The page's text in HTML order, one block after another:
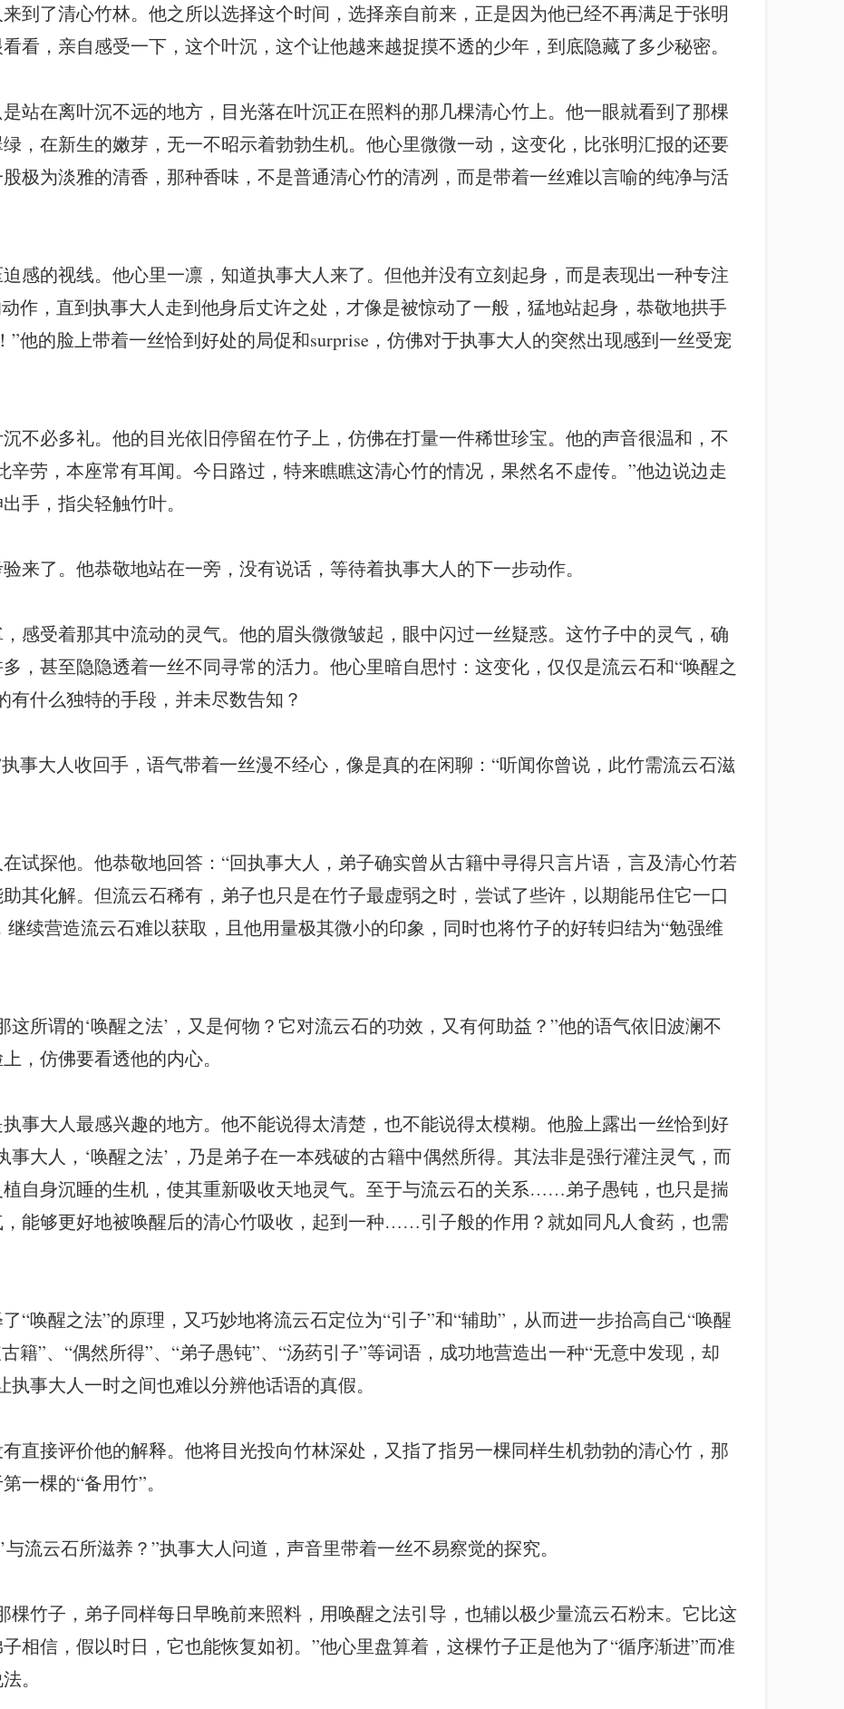
到了清心竹林。他之所以选择这个时间，选择亲自前来，正是因为他已经不再满足于张明
看，亲自感受一下，这个叶沉，这个让他越来越捉摸不透的少年，到底隐藏了多少秘密。
站在离叶沉不远的地方，目光落在叶沉正在照料的那几棵清心竹上。他一眼就看到了那棵
，在新生的嫩芽，无一不昭示着勃勃生机。他心里微微一动，这变化，比张明汇报的还要
极为淡雅的清香，那种香味，不是普通清心竹的清冽，而是带着一丝难以言喻的纯净与活
感的视线。他心里一凛，知道执事大人来了。但他并没有立刻起身，而是表现出一种专注
作，直到执事大人走到他身后丈许之处，才像是被惊动了一般，猛地站起身，恭敬地拱手
”他的脸上带着一丝恰到好处的局促和surprise，仿佛对于执事大人的突然出现感到一丝受宠
不必多礼。他的目光依旧停留在竹子上，仿佛在打量一件稀世珍宝。他的声音很温和，不
辛劳，本座常有耳闻。今日路过，特来瞧瞧这清心竹的情况，果然名不虚传。”他边说边走
手，指尖轻触竹叶。
来了。他恭敬地站在一旁，没有说话，等待着执事大人的下一步动作。
感受着那其中流动的灵气。他的眉头微微皱起，眼中闪过一丝疑惑。这竹子中的灵气，确
，甚至隐隐透着一丝不同寻常的活力。他心里暗自思忖：这变化，仅仅是流云石和“唤醒之
什么独特的手段，并未尽数告知？
事大人收回手，语气带着一丝漫不经心，像是真的在闲聊：“听闻你曾说，此竹需流云石滋
试探他。他恭敬地回答：“回执事大人，弟子确实曾从古籍中寻得只言片语，言及清心竹若
其化解。但流云石稀有，弟子也只是在竹子最虚弱之时，尝试了些许，以期能吊住它一口
继续营造流云石难以获取，且他用量极其微小的印象，同时也将竹子的好转归结为“勉强维
所谓的‘唤醒之法’，又是何物？它对流云石的功效，又有何助益？”他的语气依旧波澜不
，仿佛要看透他的内心。
事大人最感兴趣的地方。他不能说得太清楚，也不能说得太模糊。他脸上露出一丝恰到好
大人，‘唤醒之法’，乃是弟子在一本残破的古籍中偶然所得。其法非是强行灌注灵气，而
自身沉睡的生机，使其重新吸收天地灵气。至于与流云石的关系……弟子愚钝，也只是揣
能够更好地被唤醒后的清心竹吸收，起到一种……引子般的作用？就如同凡人食药，也需
“唤醒之法”的原理，又巧妙地将流云石定位为“引子”和“辅助”，从而进一步抬高自己“唤醒
籍”、“偶然所得”、“弟子愚钝”、“汤药引子”等词语，成功地营造出一种“无意中发现，却
事大人一时之间也难以分辨他话语的真假。
直接评价他的解释。他将目光投向竹林深处，又指了指另一棵同样生机勃勃的清心竹，那
一棵的“备用竹”。
流云石所滋养？”执事大人问道，声音里带着一丝不易察觉的探究。
棵竹子，弟子同样每日早晚前来照料，用唤醒之法引导，也辅以极少量流云石粉末。它比这
相信，假以时日，它也能恢复如初。”他心里盘算着，这棵竹子正是他为了“循序渐进”而准
。